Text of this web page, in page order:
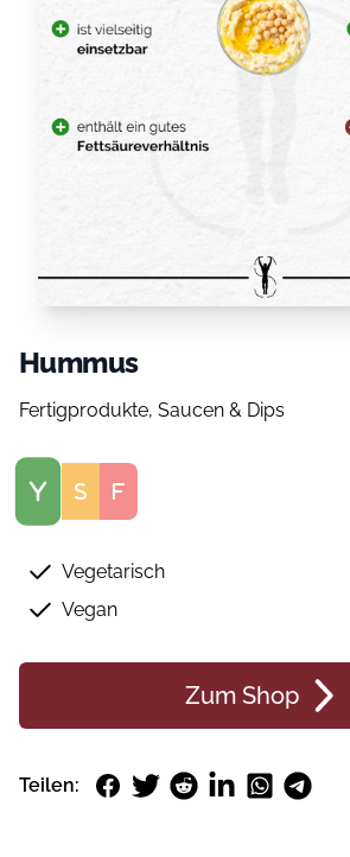
Hummus
Fertigprodukte, Saucen & Dips
Score
Vegetarisch
Vegan
Zum Shop
Teilen: Facebook
TwitterRedditLinkedInWhatsApp